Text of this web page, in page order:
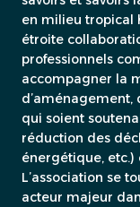
en milieu tropical
étroite
professionnels
accompagner la
qui soient
réduction des
énergétique,
L’association se
acteur majeur